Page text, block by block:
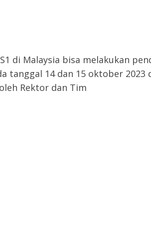
di Malaysia bisa melakukan
tanggal 14 dan 15 oktober 2023
Rektor dan Tim